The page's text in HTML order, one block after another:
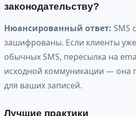
законодательству?
Нюансированный ответ: SMS
зашифрованы. Если клиенты
обычных SMS, пересылка на
исходной коммуникации — она
для ваших записей.
Лучшие практики